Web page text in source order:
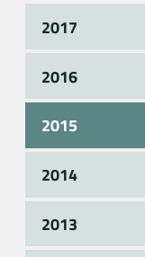
2017
2016
2015
2014
2013